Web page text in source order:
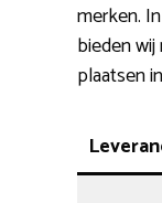
merken.
bieden
plaatsen